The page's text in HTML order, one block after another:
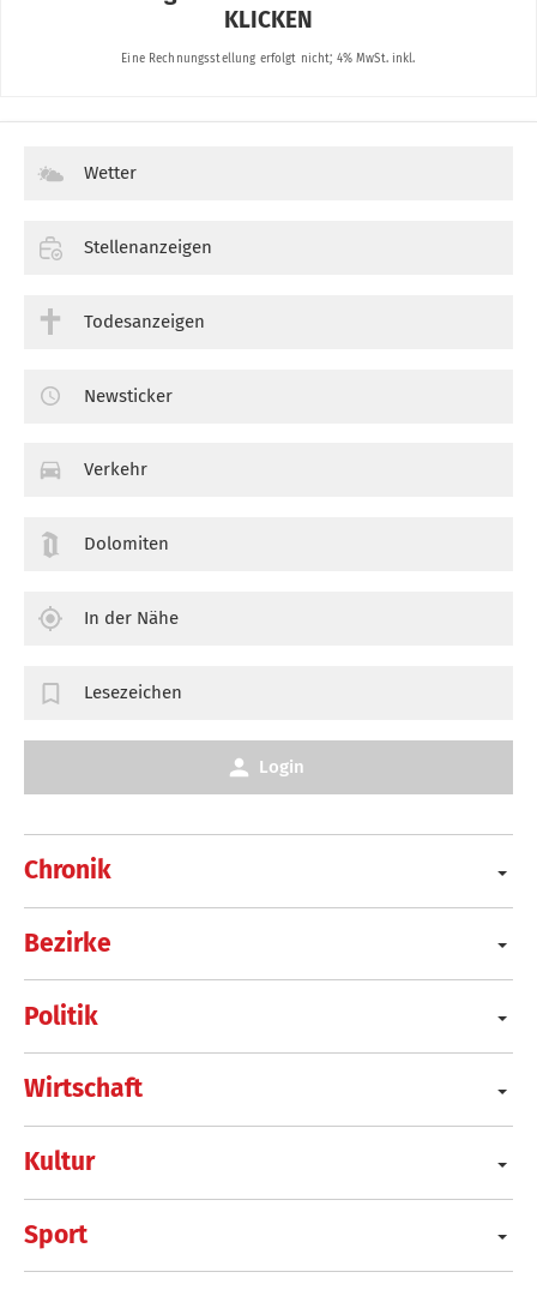
Chronik
Bezirke
Politik
Wirtschaft
Kultur
Sport
Wetter
Stellenanzeigen
Todesanzeigen
Newsticker
Verkehr
Dolomiten
In der Nähe
Lesezeichen
Login